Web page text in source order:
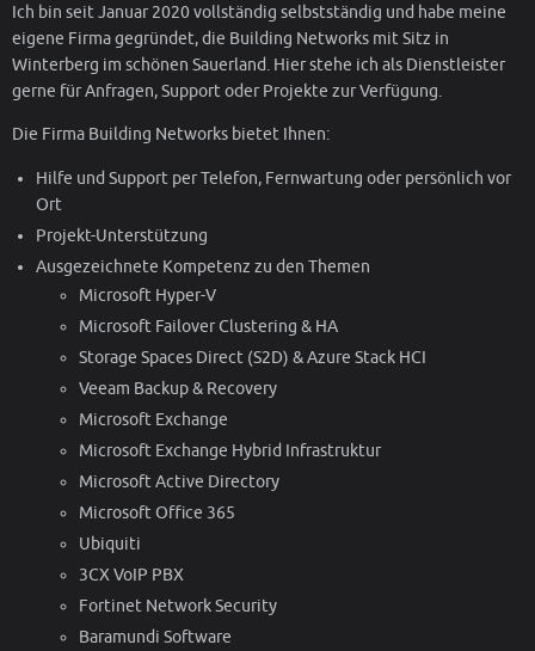
Ich bin seit Januar 2020 vollständig selbstständig und habe meine
eigene Firma gegründet, die Building Networks mit Sitz in
Winterberg im schönen Sauerland. Hier stehe ich als Dienstleister
gerne für Anfragen, Support oder Projekte zur Verfügung.
Die Firma Building Networks bietet Ihnen:
Hilfe und Support per Telefon, Fernwartung oder persönlich vor
Ort
Projekt-Unterstützung
Ausgezeichnete Kompetenz zu den Themen
Microsoft Hyper-V
Microsoft Failover Clustering & HA
Storage Spaces Direct (S2D) & Azure Stack HCI
Veeam Backup & Recovery
Microsoft Exchange
Microsoft Exchange Hybrid Infrastruktur
Microsoft Active Directory
Microsoft Office 365
Ubiquiti
3CX VoIP PBX
Fortinet Network Security
Baramundi Software